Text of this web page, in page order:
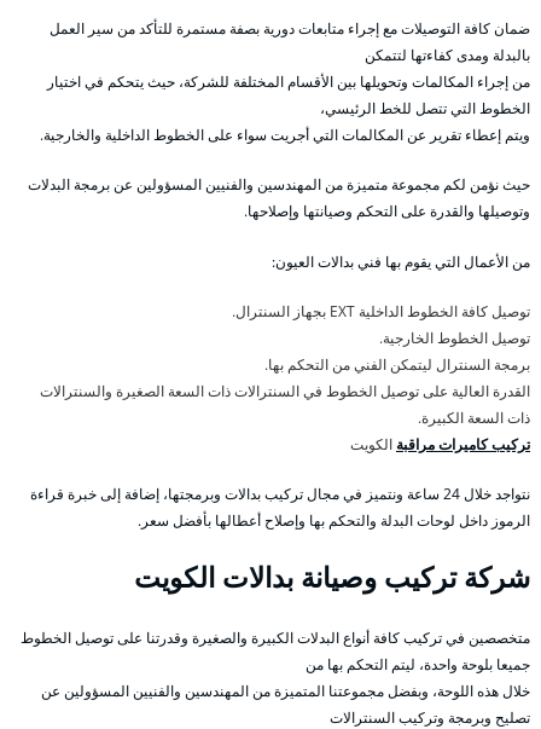
ضمان كافة التوصيلات مع إجراء متابعات دورية بصفة مستمرة للتأكد من سير العمل
بالبدلة ومدى كفاءتها لتتمكن
من إجراء المكالمات وتحويلها بين الأقسام المختلفة للشركة، حيث يتحكم في اختيار
الخطوط التي تتصل للخط الرئيسي،
ويتم إعطاء تقرير عن المكالمات التي أجريت سواء على الخطوط الداخلية والخارجية.
حيث نؤمن لكم مجموعة متميزة من المهندسين والفنيين المسؤولين عن برمجة البدلات
وتوصيلها والقدرة على التحكم وصيانتها وإصلاحها.
من الأعمال التي يقوم بها فني بدالات العيون:
توصيل كافة الخطوط الداخلية EXT بجهاز السنترال.
توصيل الخطوط الخارجية.
برمجة السنترال ليتمكن الفني من التحكم بها.
القدرة العالية على توصيل الخطوط في السنترالات ذات السعة الصغيرة والسنترالات
ذات السعة الكبيرة.
تركيب كاميرات مراقبة الكويت
نتواجد خلال 24 ساعة ونتميز في مجال تركيب بدالات وبرمجتها، إضافة إلى خبرة قراءة
الرموز داخل لوحات البدلة والتحكم بها وإصلاح أعطالها بأفضل سعر.
شركة تركيب وصيانة بدالات الكويت
متخصصين في تركيب كافة أنواع البدلات الكبيرة والصغيرة وقدرتنا على توصيل الخطوط
جميعا بلوحة واحدة، ليتم التحكم بها من
خلال هذه اللوحة، وبفضل مجموعتنا المتميزة من المهندسين والفنيين المسؤولين عن
تصليح وبرمجة وتركيب السنترالات